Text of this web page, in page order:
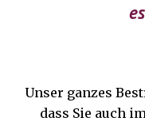
Unser ganzes
dass Sie auch